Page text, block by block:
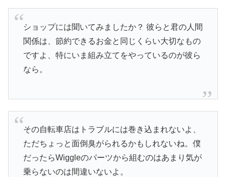
ショップには聞いてみましたか？ 彼らと君の人間
関係は、節約できるお金と同じくらい大切なもの
ですよ、特にいま組み立てをやっているのが彼ら
なら。
その自転車店はトラブルには巻き込まれないよ、
ただちょっと面倒臭がられるかもしれないね。僕
だったらWiggleのパーツから組むのはあまり気が
乗らないのは間違いないよ。